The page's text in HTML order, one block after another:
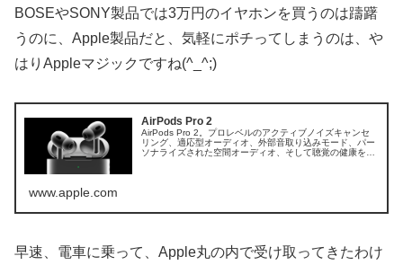
BOSEやSONY製品では3万円のイヤホンを買うのは躊躇
うのに、Apple製品だと、気軽にポチってしまうのは、や
はりAppleマジックですね(^_^;)
AirPods Pro 2
AirPods Pro 2。プロレベルのアクティブノイズキャンセ
リング、適応型オーディオ、外部音取り込みモード、パー
ソナライズされた空間オーディオ、そして聴覚の健康をサ
www.apple.com
早速、電車に乗って、Apple丸の内で受け取ってきたわけ